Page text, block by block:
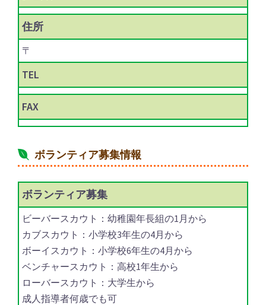
住所
〒
TEL
FAX
ボランティア募集情報
ボランティア募集
ビーバースカウト：幼稚園年長組の1月から
カブスカウト：小学校3年生の4月から
ボーイスカウト：小学校6年生の4月から
ベンチャースカウト：高校1年生から
ローバースカウト：大学生から
成人指導者何歳でも可